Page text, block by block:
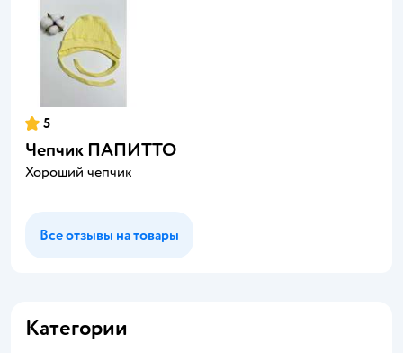
5
Чепчик ПАПИТТО
Хороший чепчик
Все отзывы на товары
Категории